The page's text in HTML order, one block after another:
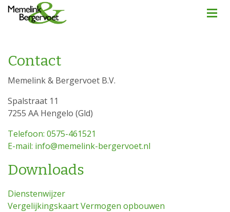
Contact
Memelink & Bergervoet B.V.
Spalstraat 11
7255 AA Hengelo (Gld)
Telefoon: 0575-461521
E-mail: info@memelink-bergervoet.nl
Downloads
Dienstenwijzer
Vergelijkingskaart Vermogen opbouwen